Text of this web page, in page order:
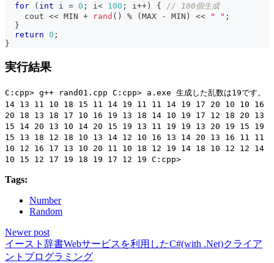
for
( int i = 0 ; i < 100 ; i ++) {
// 100個生成
    cout
<< MIN + rand ( ) % (MAX - MIN ) << " " ;
}
return 0 ;
}
実行結果
C:cpp> g++ rand01.cpp C:cpp> a.exe 生成した乱数は19です。
14 13 11 10 18 15 11 14 19 11 11 14 19 17 20 10 10 16
20 18 13 18 17 10 16 19 13 18 14 10 19 17 12 18 20 13
15 14 20 13 10 14 20 15 19 13 11 19 19 13 20 19 15 19
15 13 18 12 18 10 13 14 12 10 16 13 14 20 13 16 11 11
10 12 16 17 13 10 20 11 10 18 12 19 14 18 10 12 12 14
10 15 12 17 19 18 19 17 12 19 C:cpp>
Tags:
Number
Random
Newer post
イースト辞書Webサービスを利用したC#(with .Net)クライア
ントプログラミング